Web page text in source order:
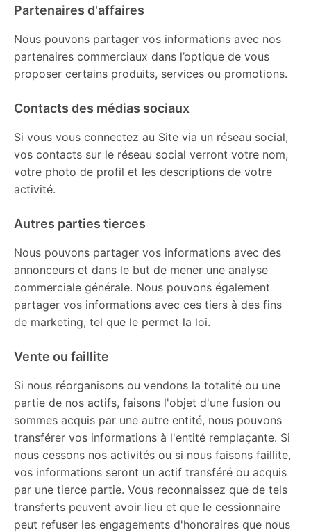
Partenaires d'affaires
Nous pouvons partager vos informations avec nos
partenaires commerciaux dans l’optique de vous
proposer certains produits, services ou promotions.
Contacts des médias sociaux
Si vous vous connectez au Site via un réseau social,
vos contacts sur le réseau social verront votre nom,
votre photo de profil et les descriptions de votre
activité.
Autres parties tierces
Nous pouvons partager vos informations avec des
annonceurs et dans le but de mener une analyse
commerciale générale. Nous pouvons également
partager vos informations avec ces tiers à des fins
de marketing, tel que le permet la loi.
Vente ou faillite
Si nous réorganisons ou vendons la totalité ou une
partie de nos actifs, faisons l'objet d'une fusion ou
sommes acquis par une autre entité, nous pouvons
transférer vos informations à l'entité remplaçante. Si
nous cessons nos activités ou si nous faisons faillite,
vos informations seront un actif transféré ou acquis
par une tierce partie. Vous reconnaissez que de tels
transferts peuvent avoir lieu et que le cessionnaire
peut refuser les engagements d'honoraires que nous